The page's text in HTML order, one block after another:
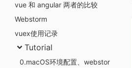
vue 和 angular 两者的比较
Webstorm
vuex使用记录
Tutorial
0.macOS环境配置、webstor